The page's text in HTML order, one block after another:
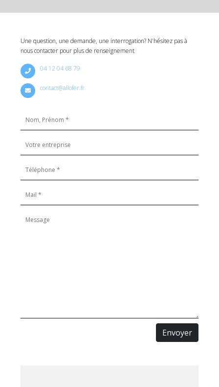
Une question, une demande, une interrogation? N'hésitez pas à
nous contacter pour plus de renseignement
04 12 04 68 79
contact@allofer.fr
Envoyer